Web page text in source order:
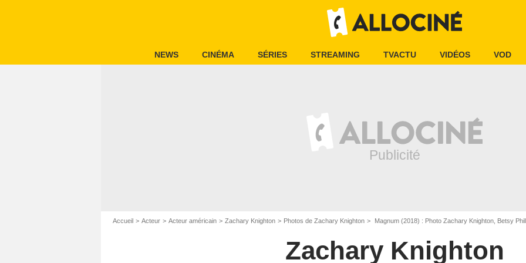
NEWS CINÉMA SÉRIES STREAMING TVACTU VIDÉOS VOD
Accueil Acteur Acteur américain Zachary Knighton Photos de Zachary Knighton Magnum (2018) : Photo Zachary Knighton, Betsy
Zachary Knighton